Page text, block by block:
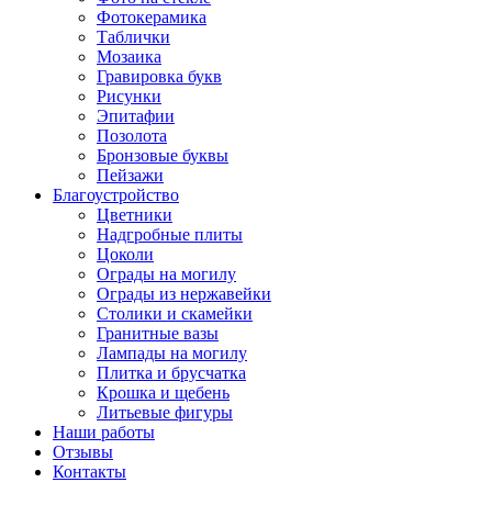
Фотокерамика
Таблички
Мозаика
Гравировка букв
Рисунки
Эпитафии
Позолота
Бронзовые буквы
Пейзажи
Благоустройство
Цветники
Надгробные плиты
Цоколи
Ограды на могилу
Ограды из нержавейки
Столики и скамейки
Гранитные вазы
Лампады на могилу
Плитка и брусчатка
Крошка и щебень
Литьевые фигуры
Наши работы
Отзывы
Контакты